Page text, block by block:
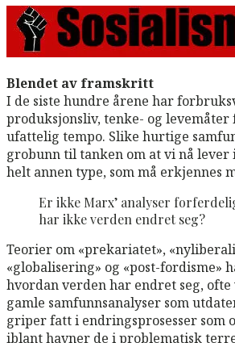
Blendet av framskritt
I de siste hundre årene har
produksjonsliv, tenke- og levemåter
ufattelig tempo. Slike hurtige
grobunn til tanken om at vi nå lever
helt annen type, som må erkjennes
Er ikke Marx’ analyser
har ikke verden endret seg?
Teorier om «prekariatet»,
«globalisering» og «post-fordisme»
hvordan verden har endret seg,
gamle samfunnsanalyser som
griper fatt i endringsprosesser som
iblant havner de i problematisk